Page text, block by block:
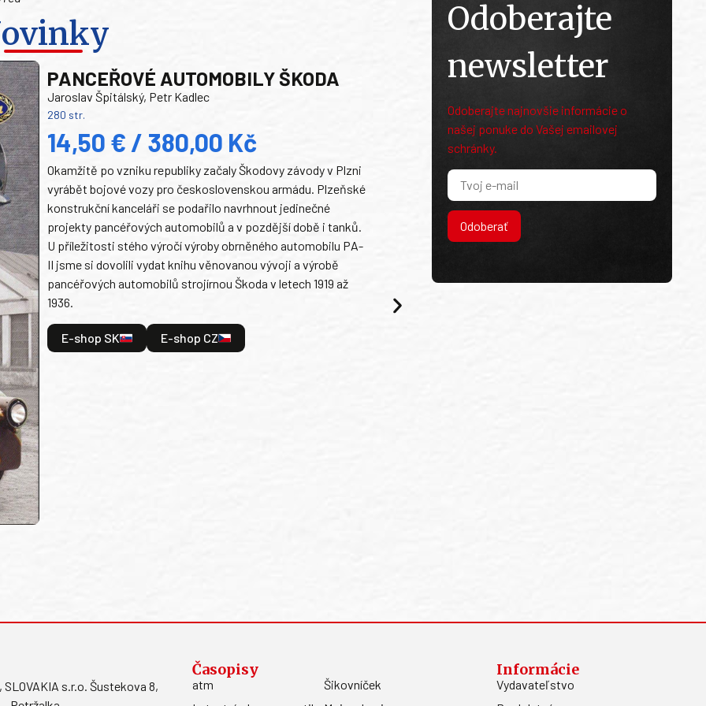
PANCEŘOVÉ AUTOMOBILY ŠKODA
Jaroslav Špitálský, Petr Kadlec
280 str.
14,50 € / 380,00 Kč
Okamžitě po vzniku republiky začaly Škodovy závody v Plzni
vyrábět bojové vozy pro československou armádu. Plzeňské
konstrukční kanceláři se podařilo navrhnout jedinečné
projekty pancéřových automobilů a v pozdější době i tanků.
U příležitosti stého výročí výroby obrněného automobilu PA-
II jsme si dovolili vydat knihu věnovanou vývoji a výrobě
pancéřových automobilů strojírnou Škoda v letech 1919 až
1936.
E-shop SK E-shop CZ
Odoberajte
newsletter
Odoberajte najnovšie informácie o
našej ponuke do Vašej emailovej
schránky.
Odoberať
SLOVAKIA s.r.o. Šustekova 8,
Časopisy
atm
Šikovníček
Informácie
Vydavateľstvo